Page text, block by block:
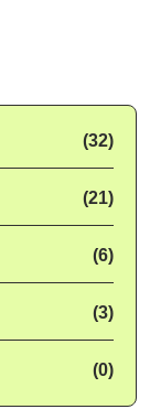
(32)
(21)
(6)
(3)
(0)